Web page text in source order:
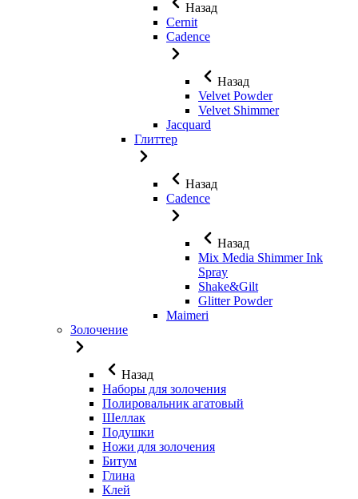
Назад
Cernit
Cadence
Назад
Velvet Powder
Velvet Shimmer
Jaсquard
Глиттер
Назад
Cadence
Назад
Mix Media Shimmer Ink
Spray
Shake&Gilt
Glitter Powder
Maimeri
Золочение
Назад
Наборы для золочения
Полировальник агатовый
Шеллак
Подушки
Ножи для золочения
Битум
Глина
Клей